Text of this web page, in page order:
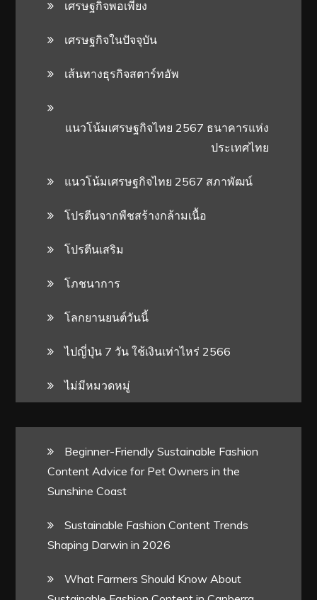
เศรษฐกิจพอเพียง
เศรษฐกิจในปัจจุบัน
เส้นทางธุรกิจสตาร์ทอัพ
แนวโน้มเศรษฐกิจไทย 2567 ธนาคารแห่ง
ประเทศไทย
แนวโน้มเศรษฐกิจไทย 2567 สภาพัฒน์
โปรตีนจากพืชสร้างกล้ามเนื้อ
โปรตีนเสริม
โภชนาการ
โลกยานยนต์วันนี้
ไปญี่ปุ่น 7 วัน ใช้เงินเท่าไหร่ 2566
ไม่มีหมวดหมู่
Beginner-Friendly Sustainable Fashion
Content Advice for Pet Owners in the
Sunshine Coast
Sustainable Fashion Content Trends
Shaping Darwin in 2026
What Farmers Should Know About